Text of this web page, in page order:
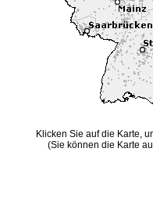
Klicken Sie auf die Karte,
(Sie können die Karte